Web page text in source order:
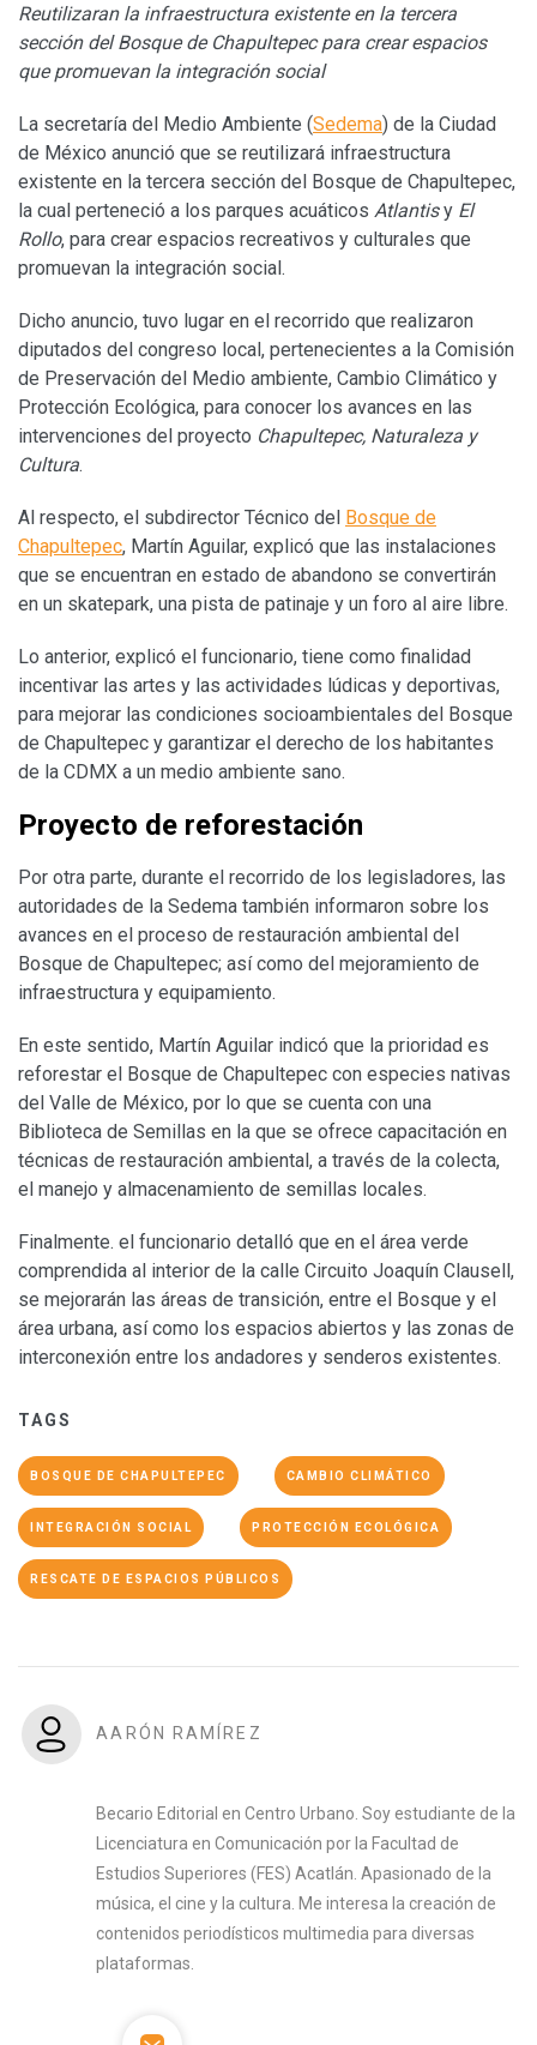
Reutilizaran la infraestructura existente en la tercera
sección del Bosque de Chapultepec para crear espacios
que promuevan la integración social
La secretaría del Medio Ambiente (Sedema) de la Ciudad
de México anunció que se reutilizará infraestructura
existente en la tercera sección del Bosque de Chapultepec,
la cual perteneció a los parques acuáticos Atlantisy El
Rollo, para crear espacios recreativos y culturales que
promuevan la integración social.
Dicho anuncio, tuvo lugar en el recorrido que realizaron
diputados del congreso local, pertenecientes a la Comisión
de Preservación del Medio ambiente, Cambio Climático y
Protección Ecológica, para conocer los avances en las
intervenciones del proyecto Chapultepec, Naturaleza y
Cultura.
Al respecto, el subdirector Técnico del Bosque de
Chapultepec, Martín Aguilar, explicó que las instalaciones
que se encuentran en estado de abandono se convertirán
en un skatepark, una pista de patinaje y un foro al aire libre.
Lo anterior, explicó el funcionario, tiene como finalidad
incentivar las artes y las actividades lúdicas y deportivas,
para mejorar las condiciones socioambientales del Bosque
de Chapultepec y garantizar el derecho de los habitantes
de la CDMX a un medio ambiente sano.
Proyecto de reforestación
Por otra parte, durante el recorrido de los legisladores, las
autoridades de la Sedema también informaron sobre los
avances en el proceso de restauración ambiental del
Bosque de Chapultepec; así como del mejoramiento de
infraestructura y equipamiento.
En este sentido, Martín Aguilar indicó que la prioridad es
reforestar el Bosque de Chapultepec con especies nativas
del Valle de México, por lo que se cuenta con una
Biblioteca de Semillas en la que se ofrece capacitación en
técnicas de restauración ambiental, a través de la colecta,
el manejo y almacenamiento de semillas locales.
Finalmente. el funcionario detalló que en el área verde
comprendida al interior de la calle Circuito Joaquín Clausell,
se mejorarán las áreas de transición, entre el Bosque y el
área urbana, así como los espacios abiertos y las zonas de
interconexión entre los andadores y senderos existentes.
TAGS
BOSQUE DE CHAPULTEPEC CAMBIO CLIMÁTICO
INTEGRACIÓN SOCIAL PROTECCIÓN ECOLÓGICA
RESCATE DE ESPACIOS PÚBLICOS
AARÓN RAMÍREZ
Becario Editorial en Centro Urbano. Soy estudiante de la
Licenciatura en Comunicación por la Facultad de
Estudios Superiores (FES) Acatlán. Apasionado de la
música, el cine y la cultura. Me interesa la creación de
contenidos periodísticos multimedia para diversas
plataformas.